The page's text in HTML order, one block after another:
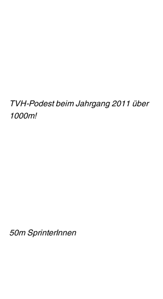
TVH-Podest beim Jahrgang 2011 über
1000m!
50m SprinterInnen